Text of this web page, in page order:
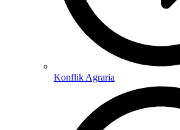
Konflik Agraria